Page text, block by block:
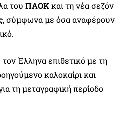
του ΠΑΟΚκαι τη νέα σεζόν
, σύμφωνα με όσα αναφέρουν
Έλληνα επιθετικό με τη
καλοκαίρι και
τη μεταγραφική περίοδο